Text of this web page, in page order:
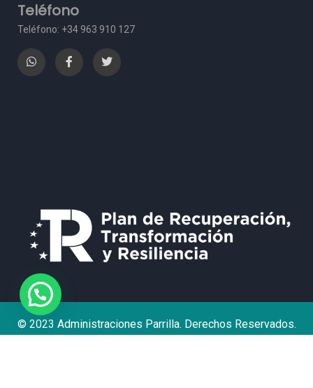
Teléfono
Teléfono: +34 963 910 127
© 2023 Administraciones Parrilla. Derechos Reservados.